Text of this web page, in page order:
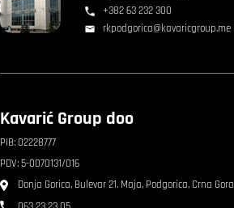
+382 63 232 300
rkpodgorica@kavaricgroup.me
Kavarić Group doo
PIB: 02228777
PDV: 5-0070131/016
Donja Gorica, Bulevar 21. Maja, Podgorica, Crna Gora